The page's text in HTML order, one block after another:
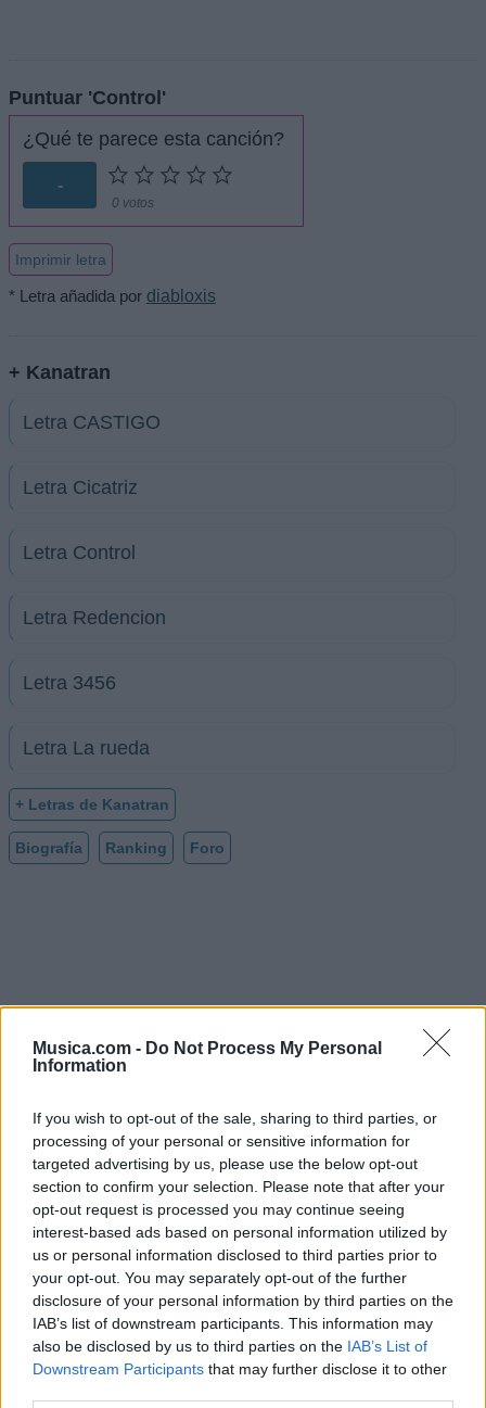
Musica.com - Do Not Process My Personal
Information
If you wish to opt-out of the sale, sharing to third parties, or
processing of your personal or sensitive information for
targeted advertising by us, please use the below opt-out
section to confirm your selection. Please note that after your
opt-out request is processed you may continue seeing
interest-based ads based on personal information utilized by
us or personal information disclosed to third parties prior to
your opt-out. You may separately opt-out of the further
disclosure of your personal information by third parties on the
IAB’s list of downstream participants. This information may
also be disclosed by us to third parties on the IAB’s List of
Downstream Participants that may further disclose it to other
Puntuar 'Control'
¿Qué te parece esta canción?
-
0 votos
Imprimir letra
* Letra añadida por diabloxis
+ Kanatran
Letra CASTIGO
Letra Cicatriz
Letra Control
Letra Redencion
Letra 3456
Letra La rueda
+ Letras de Kanatran
Biografía Ranking Foro
+ Letras de Música Electrónica
Lo Mejor de la Música Electrónica Novedades Música Electrónica